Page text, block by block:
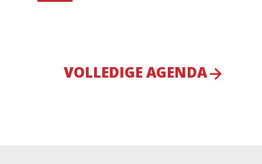
VOLLEDIGE AGENDA